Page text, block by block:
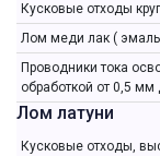
Кусковые отходы
Лом меди лак (
Проводники тока
обработкой от 0,5
Лом латуни
Кусковые отходы,